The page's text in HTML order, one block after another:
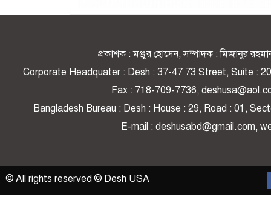
প্রকাশক : মঞ্জুর হোসেন, সম্পাদক : মিজানুর
Corporate Headquater : Desh : 37-47 73 Street, Suite :
Fax : 718-709-7736,
Bangladesh Bureau : Desh : House : 29, Road : 01,
E-mail : deshusabd@gmail.com,
© All rights reserved © Desh USA